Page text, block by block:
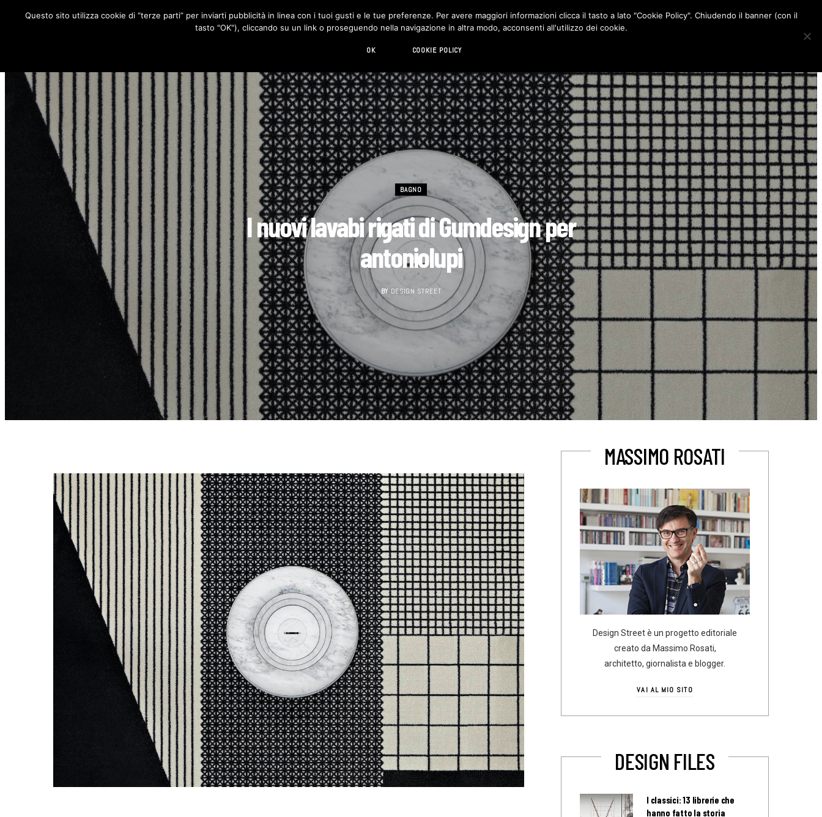
RUBRICHE DESIGN LIVING HI-TECH CHI SIAMO CONTATTI
o
o
k
g
r
a
m
r
e
s
t
d
I
n
BAGNO
I nuovi lavabi rigati di Gumdesign per
antoniolupi
BY DESIGN STREET
MASSIMO ROSATI
Design Street è un progetto editoriale
creato da Massimo Rosati,
architetto, giornalista e blogger.
VAI AL MIO SITO
DESIGN FILES
I classici: 13 librerie che
hanno fatto la storia
Questo sito utilizza cookie di “terze parti” per inviarti pubblicità in linea con i tuoi gusti e le tue preferenze. Per avere maggiori informazioni clicca il tasto a lato "Cookie Policy". Chiudendo il banner (con il
tasto "OK"), cliccando su un link o proseguendo nella navigazione in altra modo, acconsenti all'utilizzo dei cookie.
OK COOKIE POLICY